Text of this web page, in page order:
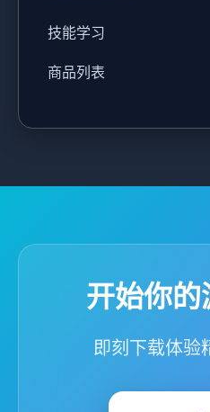
技能学习
商品列表
开始你
即刻下载体验